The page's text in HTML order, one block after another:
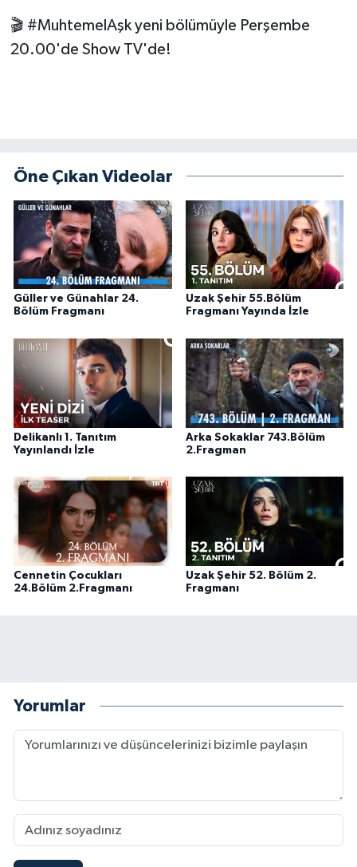
🎬 #MuhtemelAşk yeni bölümüyle Perşembe
20.00'de Show TV'de!
Öne Çıkan Videolar
Güller ve Günahlar 24.
Bölüm Fragmanı
Uzak Şehir 55.Bölüm
Fragmanı Yayında İzle
Delikanlı 1. Tanıtım
Yayınlandı İzle
Arka Sokaklar 743.Bölüm
2.Fragman
Cennetin Çocukları
24.Bölüm 2.Fragmanı
Uzak Şehir 52. Bölüm 2.
Fragmanı
Yorumlar